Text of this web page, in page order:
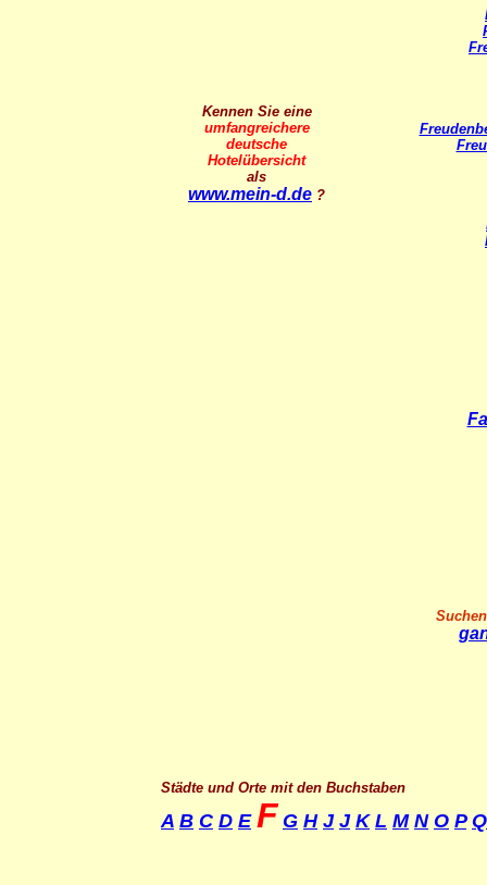
Kennen Sie eine
umfangreichere
deutsche
Hotelübersicht
als
www.mein-d.de ?
Städte und Orte mit den Buchstaben
A B C D E F G H J J K L M N O P Q